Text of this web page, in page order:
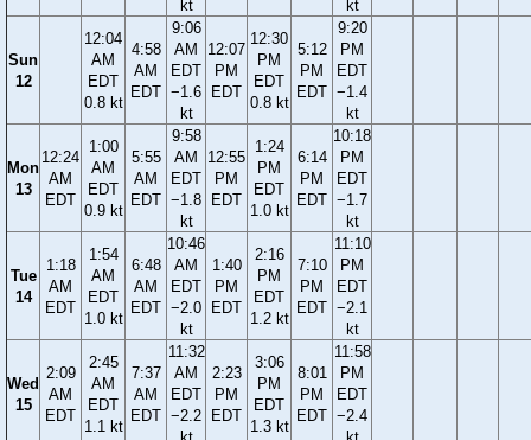
kt
kt
Sun
12
12:04
AM
EDT
0.8 kt
4:58
AM
EDT
9:06
AM
EDT
−1.6
kt
12:07
PM
EDT
12:30
PM
EDT
0.8 kt
5:12
PM
EDT
9:20
PM
EDT
−1.4
kt
Mon
13
12:24
AM
EDT
1:00
AM
EDT
0.9 kt
5:55
AM
EDT
9:58
AM
EDT
−1.8
kt
12:55
PM
EDT
1:24
PM
EDT
1.0 kt
6:14
PM
EDT
10:18
PM
EDT
−1.7
kt
Tue
14
1:18
AM
EDT
1:54
AM
EDT
1.0 kt
6:48
AM
EDT
10:46
AM
EDT
−2.0
kt
1:40
PM
EDT
2:16
PM
EDT
1.2 kt
7:10
PM
EDT
11:10
PM
EDT
−2.1
kt
Wed
15
2:09
AM
EDT
2:45
AM
EDT
1.1 kt
7:37
AM
EDT
11:32
AM
EDT
−2.2
2:23
PM
EDT
3:06
PM
EDT
1.3 kt
8:01
PM
EDT
11:58
PM
EDT
−2.4